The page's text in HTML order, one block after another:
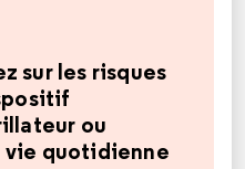
sur les risques
ou
vie quotidienne